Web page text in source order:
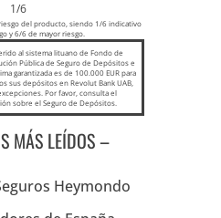
1/6
del producto, siendo 1/6 indicativo
y 6/6 de mayor riesgo.
al sistema lituano de Fondo de
Pública de Seguro de Depósitos e
garantizada es de 100.000 EUR para
sus depósitos en Revolut Bank UAB,
Por favor, consulta el
sobre el Seguro de Depósitos.
MÁS LEÍDOS –
Heymondo